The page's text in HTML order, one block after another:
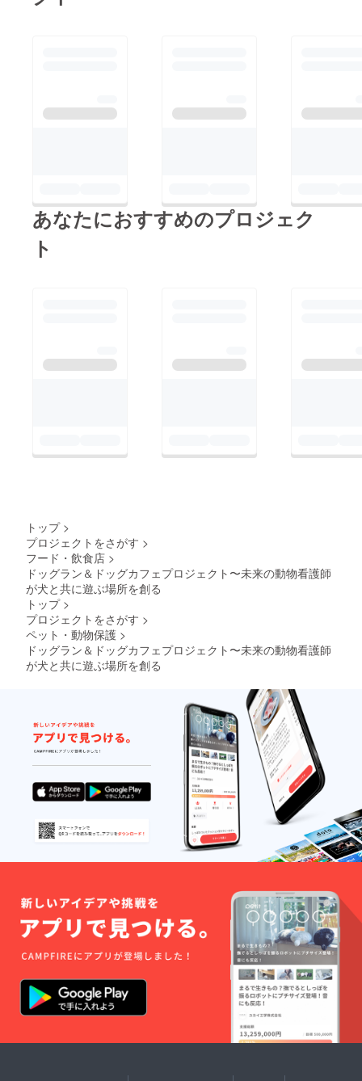
あなたにおすすめのプロジェク
ト
トップ >
プロジェクトをさがす >
フード・飲食店 >
ドッグラン＆ドッグカフェプロジェクト〜未来の動物看護師
が犬と共に遊ぶ場所を創る
トップ >
プロジェクトをさがす >
ペット・動物保護 >
ドッグラン＆ドッグカフェプロジェクト〜未来の動物看護師
が犬と共に遊ぶ場所を創る